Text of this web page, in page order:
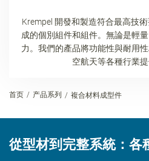
Krempel 開發和製造符合最高技
成的個別組件和組件。無論是輕
力。我們的產品將功能性與耐用
空航天等各種行業提
首页 产品系列 複合材料成型件
從型材到完整系統：各